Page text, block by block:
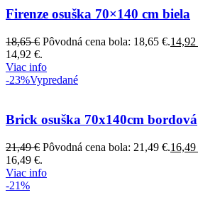
Firenze osuška 70×140 cm biela
18,65€ Pôvodná cena bola: 18,65 €.14,92
14,92 €.
Viac info
-23%Vypredané
Brick osuška 70x140cm bordová
21,49€ Pôvodná cena bola: 21,49 €.16,49
16,49 €.
Viac info
-21%